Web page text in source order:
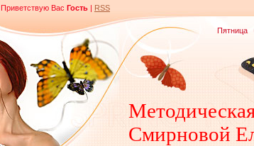
Приветствую Вас Гость | RSS
Пятница
Смирновой